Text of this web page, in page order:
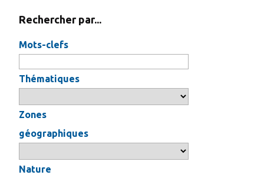
Rechercher par...
Mots-clefs
Thématiques
Zones
géographiques
Nature